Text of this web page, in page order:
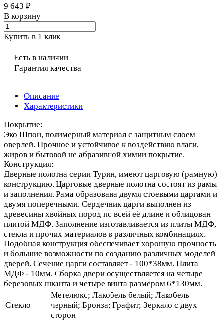
9 643 ₽
В корзину
Купить в 1 клик
Есть в наличии
Гарантия качества
Описание
Характеристики
Покрытие:
Эко Шпон, полимерный материал с защитным слоем
оверлей. Прочное и устойчивое к воздействию влаги,
жиров и бытовой не абразивной химии покрытие.
Конструкция:
Дверные полотна серии Турин, имеют царговую (рамную)
конструкцию. Царговые дверные полотна состоят из рамы
и заполнения. Рама образована двумя стоевыми царгами и
двумя поперечными. Сердечник царги выполнен из
древесины хвойных пород по всей её длине и облицован
плитой МДФ. Заполнение изготавливается из плиты МДФ,
стекла и прочих материалов в различных комбинациях.
Подобная конструкция обеспечивает хорошую прочность
и большие возможности по созданию различных моделей
дверей. Сечение царги составляет - 100*38мм. Плита
МДФ - 10мм. Сборка двери осуществляется на четыре
березовых шканта и четыре винта размером 6*130мм.
Стекло
Метелюкс; Лакобель белый; Лакобель
черный; Бронза; Графит; Зеркало с двух
сторон